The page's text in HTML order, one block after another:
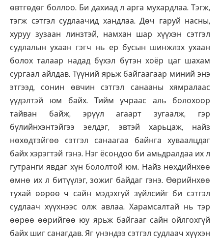
өвтгөдөг боллоо. Би дахиад л арга мухардлаа. Тэгж,
тэгж сэтгэл судлаачид хандлаа. Дөч гаруй насны,
хуруу зузаан линзтэй, намхан шар хүүхэн сэтгэл
судлалын ухаан гэгч нь ер бусын шинжлэх ухаан
болох талаар надад бүхэл бүтэн хоёр цаг шахам
сургаал айлдав. Түүний ярьж байгаагаар миний энэ
этгээд, сонин өвчин сэтгэл санааны хямралаас
үүдэлтэй юм байх. Тийм учраас аль болохоор
тайван байж, эрүүл агаарт зугаалж, гэр
бүлийнхэнтэйгээ эелдэг, эвтэй харьцаж, найз
нөхөдтэйгөө сэтгэл санаагаа байнга хуваалцдаг
байх хэрэгтэй гэнэ. Нэг ёсондоо би амьдралдаа их л
гутранги явдаг хүн бололтой юм. Найз нөхдийнхөө
өмнө их л битүүлэг, зожиг байдаг гэнэ. Өөрийнхөө
тухай өөрөө ч сайн мэдэхгүй зүйлсийг би сэтгэл
судлаач хүүхнээс олж авлаа. Харамсалтай нь тэр
өөрөө өөрийгөө юу ярьж байгааг сайн ойлгохгүй
байх шиг санагдав. Яг үнэндээ сэтгэл судлаач хүүхэн